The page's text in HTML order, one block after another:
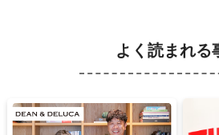
よく読まれる